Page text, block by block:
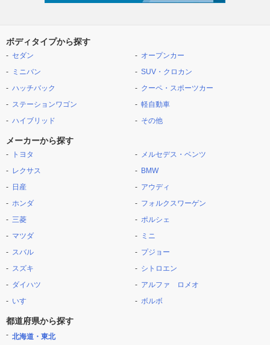
ボディタイプから探す
セダン
ミニバン
ハッチバック
ステーションワゴン
ハイブリッド
オープンカー
SUV・クロカン
クーペ・スポーツカー
軽自動車
その他
メーカーから探す
トヨタ
レクサス
日産
ホンダ
三菱
マツダ
スバル
スズキ
ダイハツ
いすゞ
メルセデス・ベンツ
BMW
アウディ
フォルクスワーゲン
ポルシェ
ミニ
プジョー
シトロエン
アルファ ロメオ
ボルボ
都道府県から探す
北海道・東北